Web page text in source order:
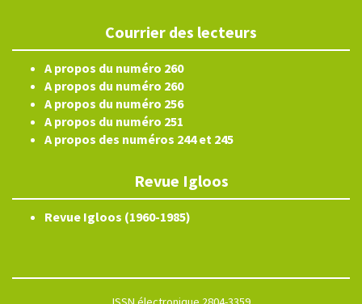
Courrier des lecteurs
A propos du numéro 260
A propos du numéro 260
A propos du numéro 256
A propos du numéro 251
A propos des numéros 244 et 245
Revue Igloos
Revue Igloos (1960-1985)